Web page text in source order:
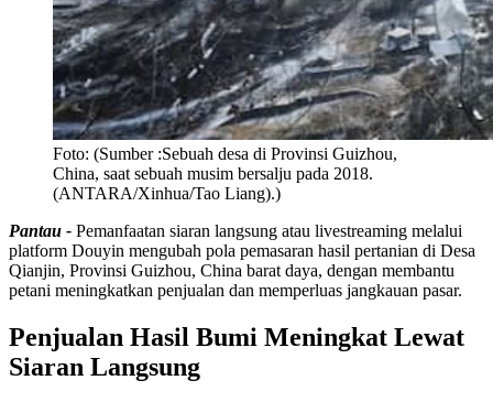
Foto: (Sumber :Sebuah desa di Provinsi Guizhou,
China, saat sebuah musim bersalju pada 2018.
(ANTARA/Xinhua/Tao Liang).)
Pantau - Pemanfaatan siaran langsung atau livestreaming melalui
platform Douyin mengubah pola pemasaran hasil pertanian di Desa
Qianjin, Provinsi Guizhou, China barat daya, dengan membantu
petani meningkatkan penjualan dan memperluas jangkauan pasar.
Penjualan Hasil Bumi Meningkat Lewat
Siaran Langsung